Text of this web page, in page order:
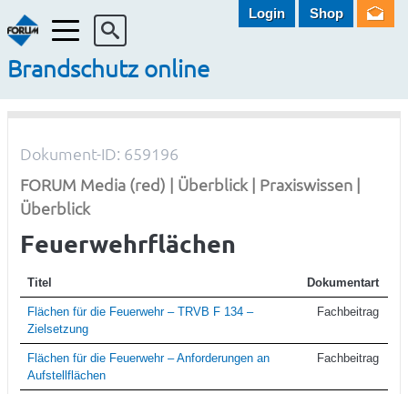
Menü
Brandschutz online
Login Shop
Dokument-ID: 659196
FORUM Media (red) | Überblick | Praxiswissen |
Überblick
Feuerwehrflächen
Titel Dokumentart
Flächen für die Feuerwehr – TRVB F 134 –
Zielsetzung
Fachbeitrag
Flächen für die Feuerwehr – Anforderungen an
Aufstellflächen
Fachbeitrag